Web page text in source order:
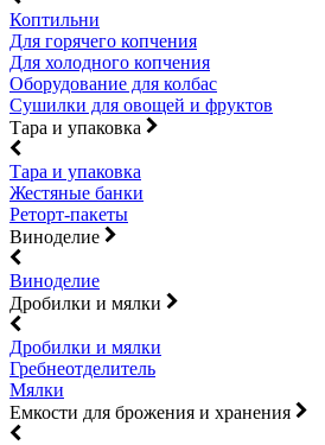
Коптильни
Для горячего копчения
Для холодного копчения
Оборудование для колбас
Сушилки для овощей и фруктов
Тара и упаковка
Тара и упаковка
Жестяные банки
Реторт-пакеты
Виноделие
Виноделие
Дробилки и мялки
Дробилки и мялки
Гребнеотделитель
Мялки
Емкости для брожения и хранения